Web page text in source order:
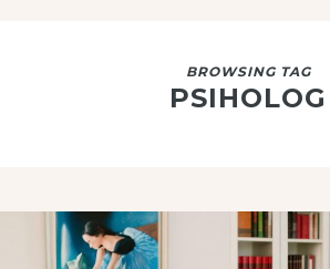
BROWSING TAG
PSIHOLOG